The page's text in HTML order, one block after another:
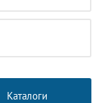
Каталоги